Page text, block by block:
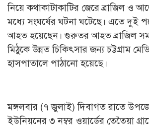
নিয়ে কথাকাটাকাটির জেরে ব্রাজিল ও
মধ্যে সংঘর্ষের ঘটনা ঘটেছে। এতে দুই
আহত হয়েছেন। গুরুতর আহত ব্রাজিল
মিঠুকে উন্নত চিকিৎসার জন্য চট্টগ্রাম
হাসপাতালে পাঠানো হয়েছে।
মঙ্গলবার (৭ জুলাই) দিবাগত রাতে
ইউনিয়নের ৩ নম্বর ওয়ার্ডের তেতৈয়া